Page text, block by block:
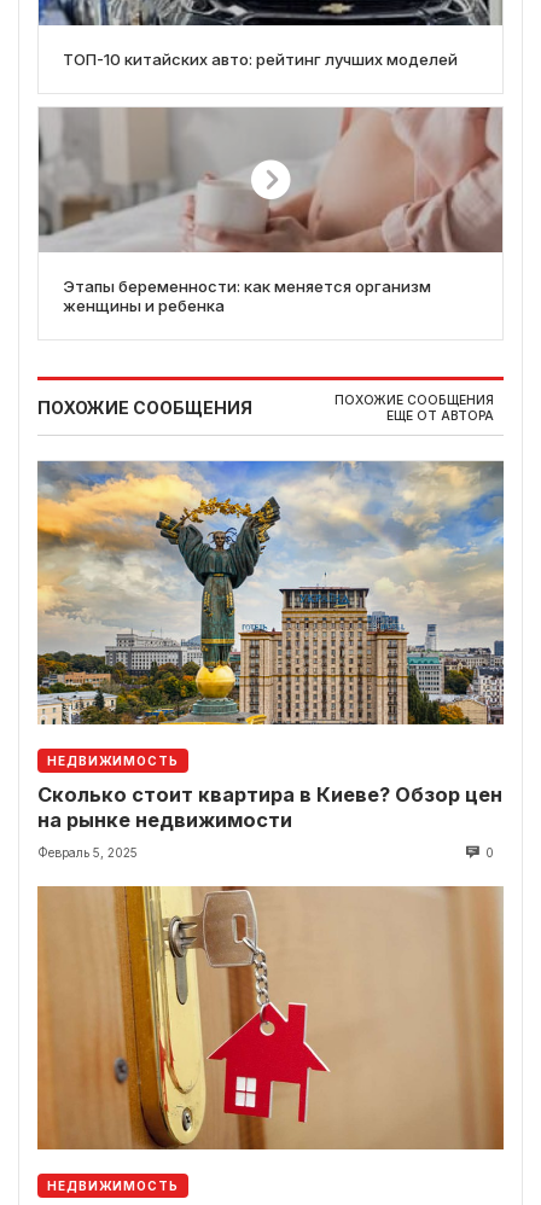
ТОП-10 китайских авто: рейтинг лучших моделей
Этапы беременности: как меняется организм
женщины и ребенка
ПОХОЖИЕ СООБЩЕНИЯ
ПОХОЖИЕ СООБЩЕНИЯ
ЕЩЕ ОТ АВТОРА
НЕДВИЖИМОСТЬ
Сколько стоит квартира в Киеве? Обзор цен
на рынке недвижимости
Февраль 5, 2025 0
НЕДВИЖИМОСТЬ